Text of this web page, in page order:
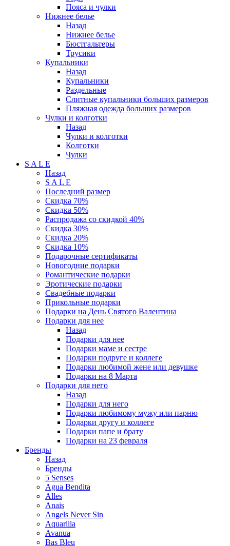
Пояса и чулки
Нижнее белье
Назад
Нижнее белье
Бюстгальтеры
Трусики
Купальники
Назад
Купальники
Раздельные
Слитные купальники больших размеров
Пляжная одежда больших размеров
Чулки и колготки
Назад
Чулки и колготки
Колготки
Чулки
S A L E
Назад
S A L E
Последний размер
Скидка 70%
Скидка 50%
Распродажа со скидкой 40%
Скидка 30%
Скидка 20%
Скидка 10%
Подарочные сертификаты
Новогодние подарки
Романтические подарки
Эротические подарки
Свадебные подарки
Прикольные подарки
Подарки на День Святого Валентина
Подарки для нее
Назад
Подарки для нее
Подарки маме и сестре
Подарки подруге и коллеге
Подарки любимой жене или девушке
Подарки на 8 Марта
Подарки для него
Назад
Подарки для него
Подарки любимому мужу или парню
Подарки другу и коллеге
Подарки папе и брату
Подарки на 23 февраля
Бренды
Назад
Бренды
5 Senses
Agua Bendita
Alles
Anais
Angels Never Sin
Aquarilla
Avanua
Bas Bleu